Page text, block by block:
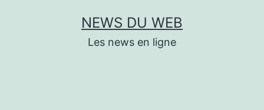
NEWS DU WEB
Les news en ligne